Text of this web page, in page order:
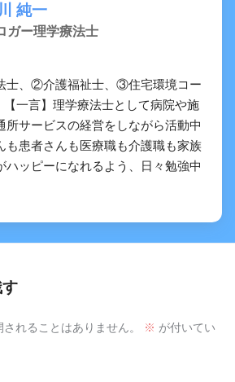
専門のみ】てんかんについての問題
純一
ガー理学療法士
士、②介護福祉士、③住宅環境コー
【一言】理学療法士として病院や施
所サービスの経営をしながら活動中
も患者さんも医療職も介護職も家族
ハッピーになれるよう、日々勉強中
れることはありません。 ※ が付いてい